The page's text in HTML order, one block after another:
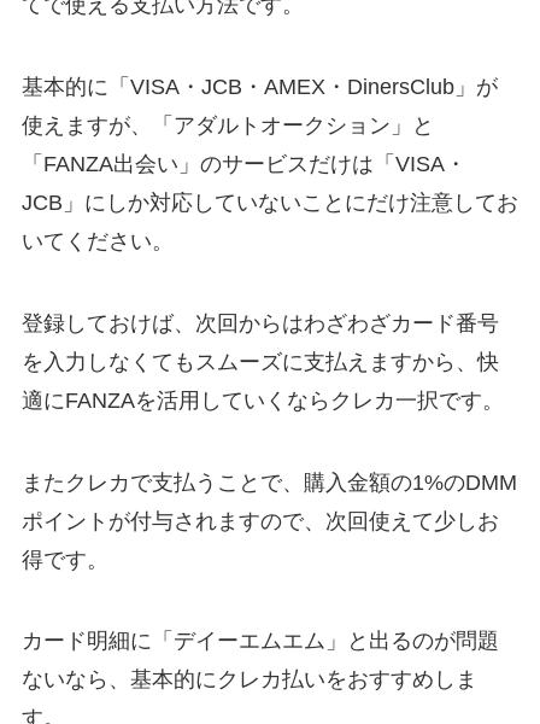
てで使える支払い方法です。
基本的に「VISA・JCB・AMEX・DinersClub」が
使えますが、「アダルトオークション」と
「FANZA出会い」のサービスだけは「VISA・
JCB」にしか対応していないことにだけ注意してお
いてください。
登録しておけば、次回からはわざわざカード番号
を入力しなくてもスムーズに支払えますから、快
適にFANZAを活用していくならクレカ一択です。
またクレカで支払うことで、購入金額の1%のDMM
ポイントが付与されますので、次回使えて少しお
得です。
カード明細に「デイーエムエム」と出るのが問題
ないなら、基本的にクレカ払いをおすすめしま
す。